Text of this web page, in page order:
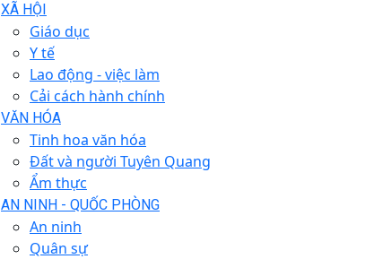
XÃ HỘI
Giáo dục
Y tế
Lao động - việc làm
Cải cách hành chính
VĂN HÓA
Tinh hoa văn hóa
Đất và người Tuyên Quang
Ẩm thực
AN NINH - QUỐC PHÒNG
An ninh
Quân sự